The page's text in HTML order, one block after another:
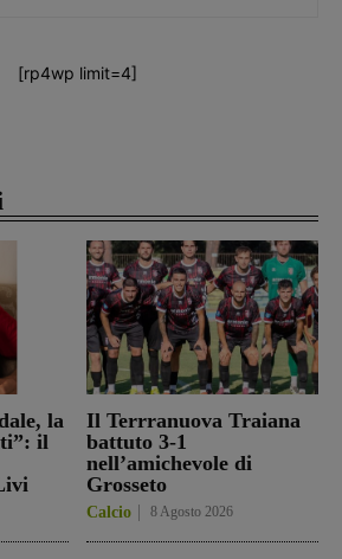
la
il
Il Terrranuova Traiana
battuto 3-1
nell’amichevole di
Grosseto
Calcio 8 Agosto 2026
[rp4wp limit=4]